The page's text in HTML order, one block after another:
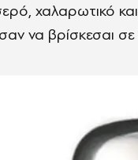
χαλαρωτικό
να βρίσκεσαι